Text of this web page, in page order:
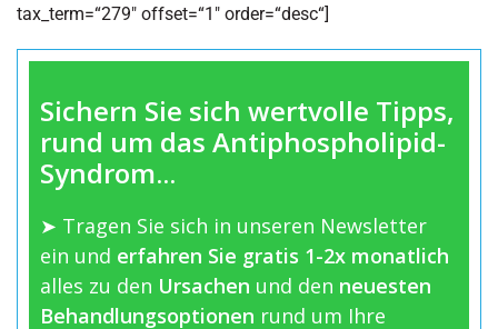
tax_term=“279″ offset=“1″ order=“desc“]
Sichern Sie sich wertvolle Tipps,
rund um das Antiphospholipid-
Syndrom...
➤ Tragen Sie sich in unseren Newsletter
ein und erfahren Sie gratis 1-2x monatlich
alles zu den Ursachen und den neuesten
Behandlungsoptionen rund um Ihre